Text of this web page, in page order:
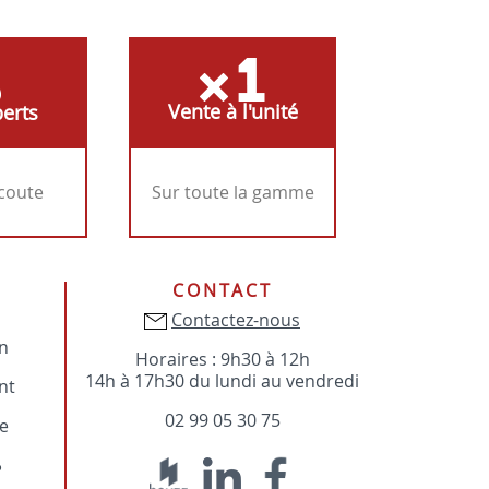
Vente à l'unité
Sur toute la gamme
CONTACT
Contactez-nous
Horaires : 9h30 à 12h
14h à 17h30 du lundi au vendredi
02 99 05 30 75